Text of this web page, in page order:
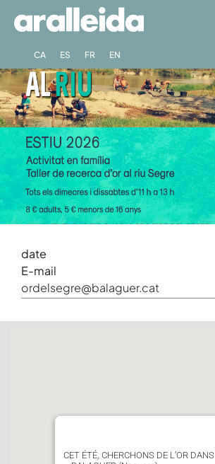
CA ES FR EN
date
E-mail
ordelsegre@balaguer.cat
CET ÉTÉ, CHERCHONS DE L’OR